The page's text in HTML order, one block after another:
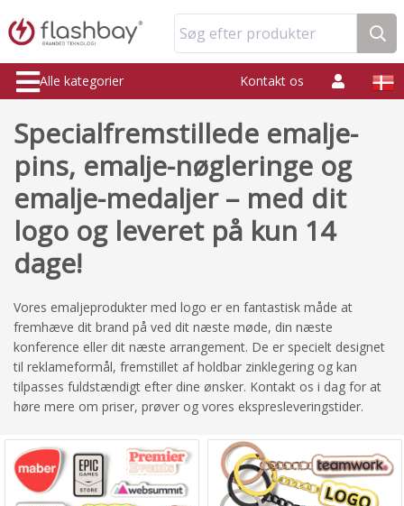
Søg efter produkter
Alle kategorier Kontakt os
Specialfremstillede emalje-
pins, emalje-nøgleringe og
emalje-medaljer – med dit
logo og leveret på kun 14
dage!
Vores emaljeprodukter med logo er en fantastisk måde at
fremhæve dit brand på ved dit næste møde, din næste
konference eller dit næste arrangement. De er specielt designet
til reklameformål, fremstillet af holdbar zinklegering og kan
tilpasses fuldstændigt efter dine ønsker. Kontakt os i dag for at
høre mere om priser, prøver og vores ekspresleveringstider.